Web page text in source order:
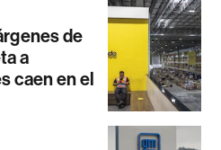
de
a
caen en el